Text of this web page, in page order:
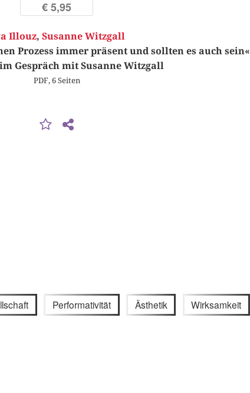
€ 5,95
Illouz, Susanne Witzgall
Prozess immer präsent und sollten es auch sein«
Gespräch mit Susanne Witzgall
PDF, 6 Seiten
Performativität Ästhetik Wirksamkeit